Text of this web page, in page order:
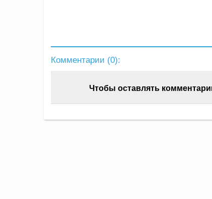
Комментарии (0):
Чтобы оставлять